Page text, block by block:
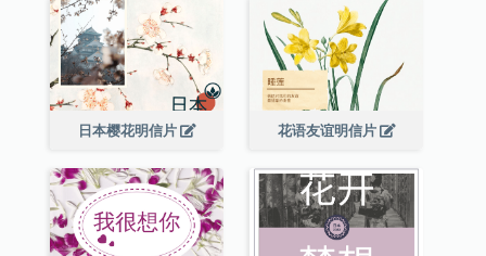
日本樱花明信片 花语友谊明信片